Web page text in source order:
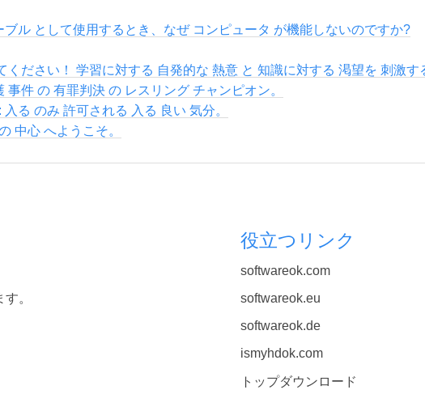
ブル として使用するとき、なぜ コンピュータ が機能しないのですか?
ください！ 学習に対する 自発的な 熱意 と 知識に対する 渇望を 刺激す
事件 の 有罪判決 の レスリング チャンピオン。
る のみ 許可される 入る 良い 気分。
中心 へようこそ。
。
役立つリンク
softwareok.com
softwareok.eu
softwareok.de
ismyhdok.com
トップダウンロード